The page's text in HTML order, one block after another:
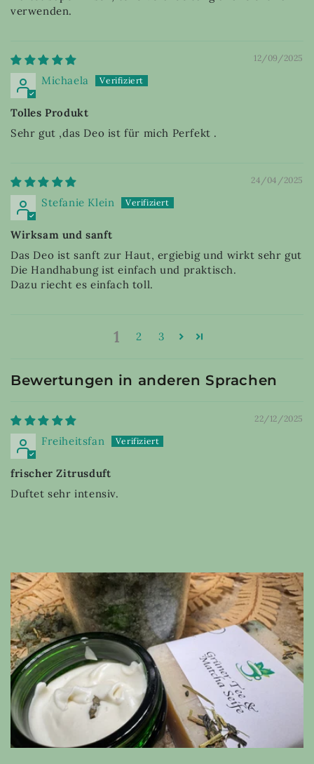
verwenden.
12/09/2025
Michaela
Tolles Produkt
Sehr gut ,das Deo ist für mich Perfekt .
24/04/2025
Stefanie Klein
Wirksam und sanft
Das Deo ist sanft zur Haut, ergiebig und wirkt sehr gut
Die Handhabung ist einfach und praktisch.
Dazu riecht es einfach toll.
1 2 3
Bewertungen in anderen Sprachen
22/12/2025
Freiheitsfan
frischer Zitrusduft
Duftet sehr intensiv.